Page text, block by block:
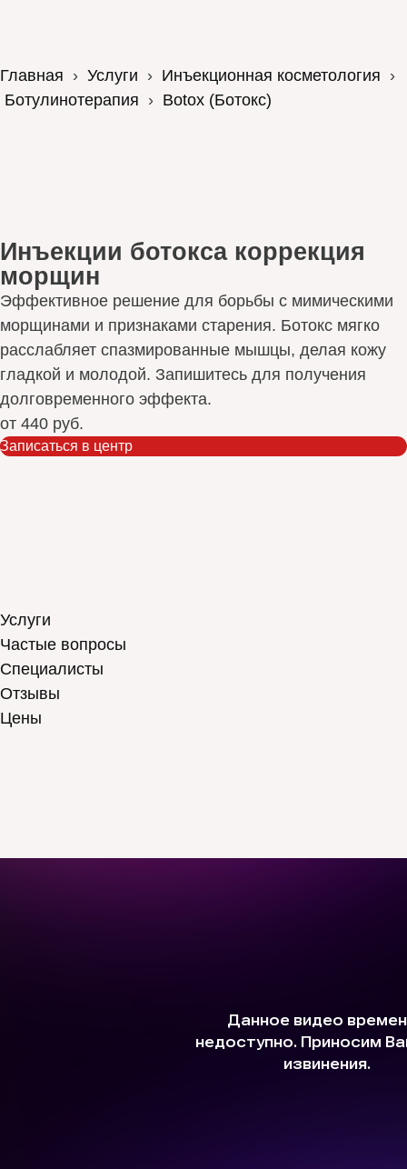
Главная › Услуги › Инъекционная косметология ›
Ботулинотерапия › Botox (Ботокс)
Инъекции ботокса коррекция
морщин
Эффективное решение для борьбы с мимическими
морщинами и признаками старения. Ботокс мягко
расслабляет спазмированные мышцы, делая кожу
гладкой и молодой. Запишитесь для получения
долговременного эффекта.
от 440 руб.
Записаться в центр
Услуги
Частые вопросы
Специалисты
Отзывы
Цены